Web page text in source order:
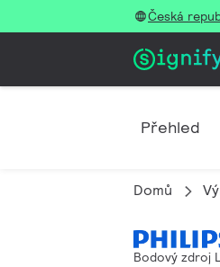
Česká
Přehled
Domů
Bodový zdroj